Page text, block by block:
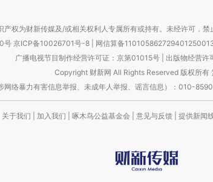
产权为财新传媒及/或相关权利人专属所有或持有。未经许可，禁
号 京ICP备10026701号-8 网信算备
广播电视节目制作经营许可证：京第01015号| 出版物经营许
Copyright 财新网 All Rights Reserved 版权所有
网络暴力有害信息举报、未成年人举报、谣言信息）：010-
关于我们 加入我们 啄木鸟公益基金会 意见与反馈 提供新闻